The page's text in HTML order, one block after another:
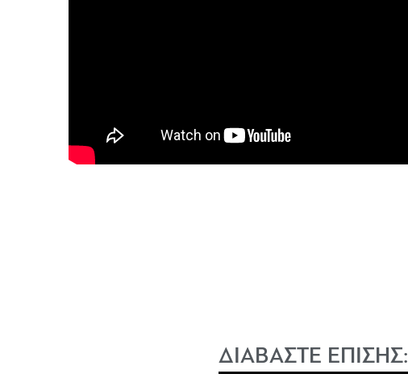
ΔΙΑΒΑΣΤΕ ΕΠΙΣΗΣ: